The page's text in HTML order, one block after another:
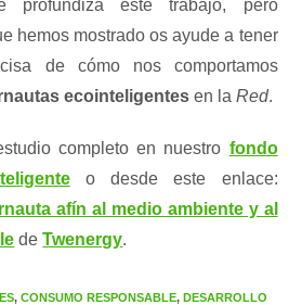
profundiza este trabajo, pero
hemos mostrado os ayude a tener
de cómo nos comportamos
ecointeligentes en laRed.
completo en nuestro fondo
o desde este enlace:
afín al medio ambiente y al
deTwenergy.
, CONSUMO RESPONSABLE, DESARROLLO